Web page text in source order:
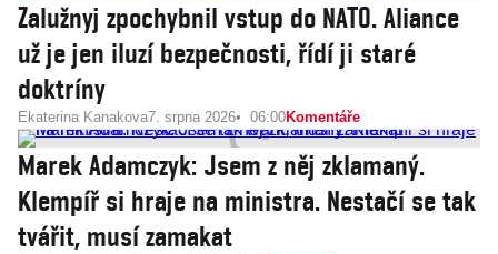
Zalužnyj zpochybnil vstup do NATO. Aliance
už je jen iluzí bezpečnosti, řídí ji staré
doktríny
Ekaterina Kanakova7. srpna 2026 06:00Komentáře
Marek Adamczyk: Jsem z něj zklamaný.
Klempíř si hraje na ministra. Nestačí se tak
tvářit, musí zamakat